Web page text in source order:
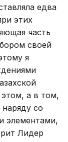
едва
этих
часть
своей
я
а в том,
со
элементами,
Лидер